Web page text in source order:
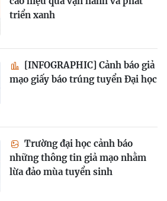
triển xanh
[INFOGRAPHIC] Cảnh báo giả
mạo giấy báo trúng tuyển Đại học
Trường đại học cảnh báo
những thông tin giả mạo nhằm
lừa đảo mùa tuyển sinh